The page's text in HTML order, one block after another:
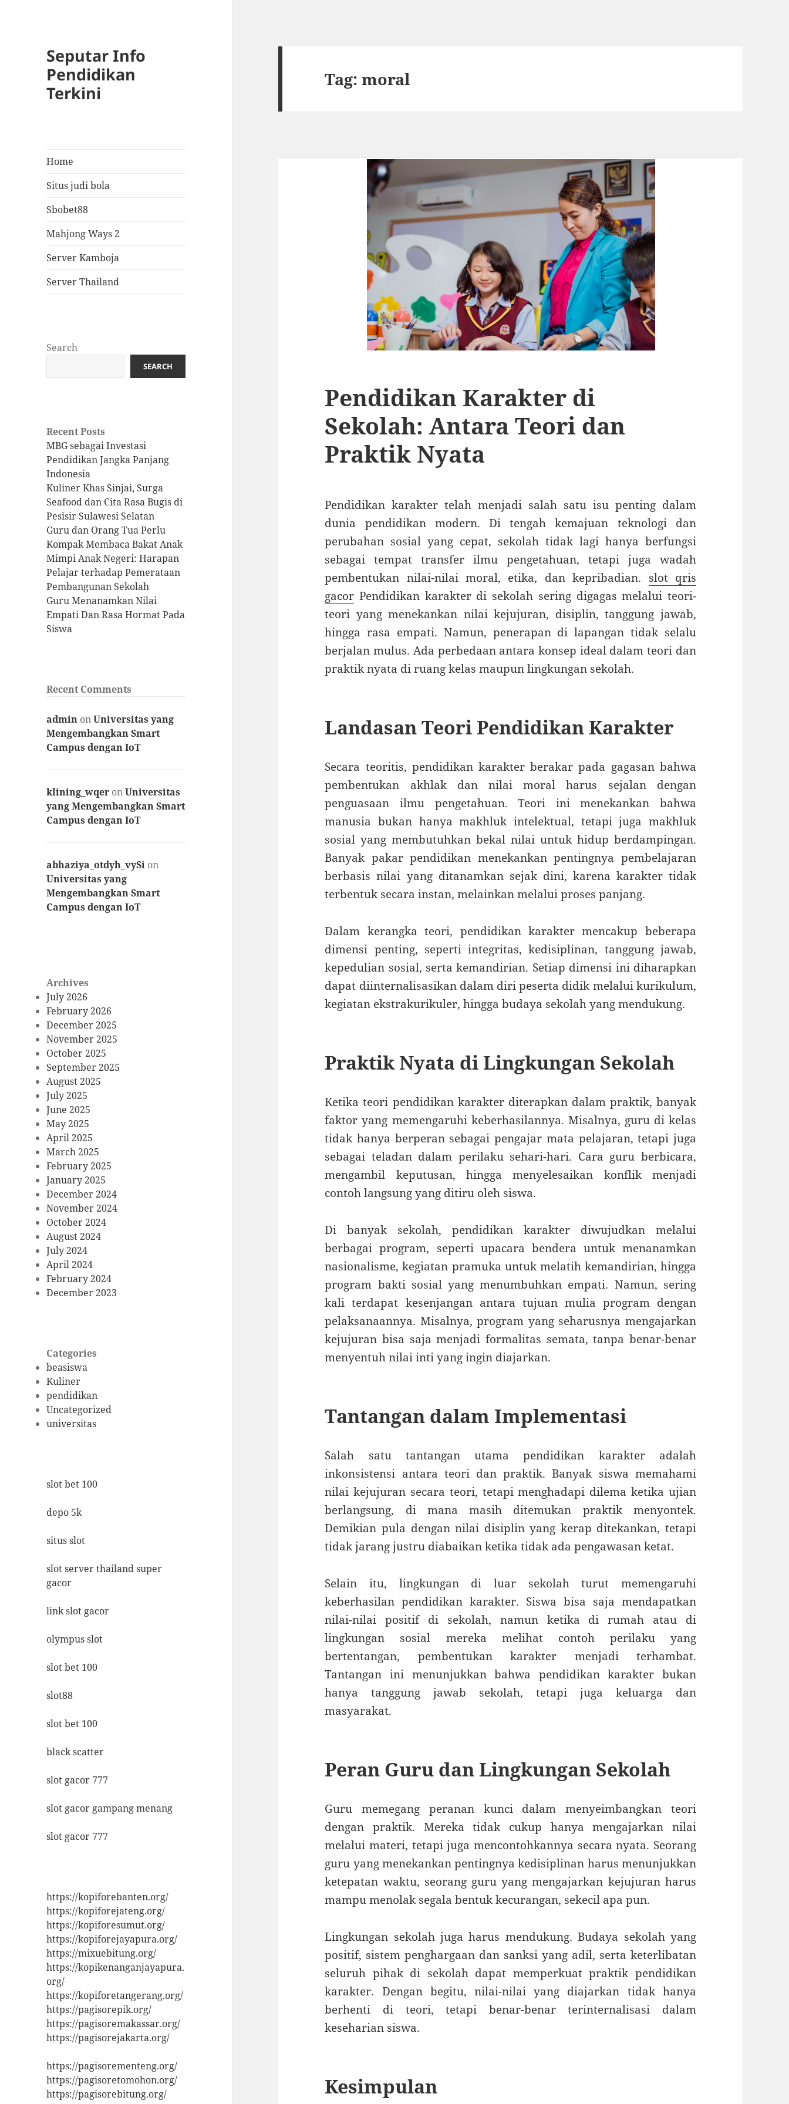
Seputar Info
Pendidikan
Terkini
Home
Situs judi bola
Sbobet88
Mahjong Ways 2
Server Kamboja
Server Thailand
Search
SEARCH
Recent Posts
MBG sebagai Investasi
Pendidikan Jangka Panjang
Indonesia
Kuliner Khas Sinjai, Surga
Seafood dan Cita Rasa Bugis di
Pesisir Sulawesi Selatan
Guru dan Orang Tua Perlu
Kompak Membaca Bakat Anak
Mimpi Anak Negeri: Harapan
Pelajar terhadap Pemerataan
Pembangunan Sekolah
Guru Menanamkan Nilai
Empati Dan Rasa Hormat Pada
Siswa
Recent Comments
admin onUniversitas yang
Mengembangkan Smart
Campus dengan IoT
klining_wqer onUniversitas
yang Mengembangkan Smart
Campus dengan IoT
abhaziya_otdyh_vySi on
Universitas yang
Mengembangkan Smart
Campus dengan IoT
Archives
July 2026
February 2026
December 2025
November 2025
October 2025
September 2025
August 2025
July 2025
June 2025
May 2025
April 2025
March 2025
February 2025
January 2025
December 2024
November 2024
October 2024
August 2024
July 2024
April 2024
February 2024
December 2023
Categories
beasiswa
Kuliner
pendidikan
Uncategorized
universitas
slot bet 100
depo 5k
situs slot
slot server thailand super
gacor
link slot gacor
olympus slot
slot bet 100
slot88
slot bet 100
black scatter
slot gacor 777
slot gacor gampang menang
slot gacor 777
https://kopiforebanten.org/
https://kopiforejateng.org/
https://kopiforesumut.org/
https://kopiforejayapura.org/
https://mixuebitung.org/
https://kopikenanganjayapura.
org/
https://kopiforetangerang.org/
https://pagisorepik.org/
https://pagisoremakassar.org/
https://pagisorejakarta.org/
https://pagisorementeng.org/
https://pagisoretomohon.org/
https://pagisorebitung.org/
Tag:moral
Pendidikan Karakter di
Sekolah: Antara Teori dan
Praktik Nyata
Pendidikan karakter telah menjadi salah satu isu penting dalam
dunia pendidikan modern. Di tengah kemajuan teknologi dan
perubahan sosial yang cepat, sekolah tidak lagi hanya berfungsi
sebagai tempat transfer ilmu pengetahuan, tetapi juga wadah
pembentukan nilai-nilai moral, etika, dan kepribadian. slot qris
gacor Pendidikan karakter di sekolah sering digagas melalui teori-
teori yang menekankan nilai kejujuran, disiplin, tanggung jawab,
hingga rasa empati. Namun, penerapan di lapangan tidak selalu
berjalan mulus. Ada perbedaan antara konsep ideal dalam teori dan
praktik nyata di ruang kelas maupun lingkungan sekolah.
Landasan Teori Pendidikan Karakter
Secara teoritis, pendidikan karakter berakar pada gagasan bahwa
pembentukan akhlak dan nilai moral harus sejalan dengan
penguasaan ilmu pengetahuan. Teori ini menekankan bahwa
manusia bukan hanya makhluk intelektual, tetapi juga makhluk
sosial yang membutuhkan bekal nilai untuk hidup berdampingan.
Banyak pakar pendidikan menekankan pentingnya pembelajaran
berbasis nilai yang ditanamkan sejak dini, karena karakter tidak
terbentuk secara instan, melainkan melalui proses panjang.
Dalam kerangka teori, pendidikan karakter mencakup beberapa
dimensi penting, seperti integritas, kedisiplinan, tanggung jawab,
kepedulian sosial, serta kemandirian. Setiap dimensi ini diharapkan
dapat diinternalisasikan dalam diri peserta didik melalui kurikulum,
kegiatan ekstrakurikuler, hingga budaya sekolah yang mendukung.
Praktik Nyata di Lingkungan Sekolah
Ketika teori pendidikan karakter diterapkan dalam praktik, banyak
faktor yang memengaruhi keberhasilannya. Misalnya, guru di kelas
tidak hanya berperan sebagai pengajar mata pelajaran, tetapi juga
sebagai teladan dalam perilaku sehari-hari. Cara guru berbicara,
mengambil keputusan, hingga menyelesaikan konflik menjadi
contoh langsung yang ditiru oleh siswa.
Di banyak sekolah, pendidikan karakter diwujudkan melalui
berbagai program, seperti upacara bendera untuk menanamkan
nasionalisme, kegiatan pramuka untuk melatih kemandirian, hingga
program bakti sosial yang menumbuhkan empati. Namun, sering
kali terdapat kesenjangan antara tujuan mulia program dengan
pelaksanaannya. Misalnya, program yang seharusnya mengajarkan
kejujuran bisa saja menjadi formalitas semata, tanpa benar-benar
menyentuh nilai inti yang ingin diajarkan.
Tantangan dalam Implementasi
Salah satu tantangan utama pendidikan karakter adalah
inkonsistensi antara teori dan praktik. Banyak siswa memahami
nilai kejujuran secara teori, tetapi menghadapi dilema ketika ujian
berlangsung, di mana masih ditemukan praktik menyontek.
Demikian pula dengan nilai disiplin yang kerap ditekankan, tetapi
tidak jarang justru diabaikan ketika tidak ada pengawasan ketat.
Selain itu, lingkungan di luar sekolah turut memengaruhi
keberhasilan pendidikan karakter. Siswa bisa saja mendapatkan
nilai-nilai positif di sekolah, namun ketika di rumah atau di
lingkungan sosial mereka melihat contoh perilaku yang
bertentangan, pembentukan karakter menjadi terhambat.
Tantangan ini menunjukkan bahwa pendidikan karakter bukan
hanya tanggung jawab sekolah, tetapi juga keluarga dan
masyarakat.
Peran Guru dan Lingkungan Sekolah
Guru memegang peranan kunci dalam menyeimbangkan teori
dengan praktik. Mereka tidak cukup hanya mengajarkan nilai
melalui materi, tetapi juga mencontohkannya secara nyata. Seorang
guru yang menekankan pentingnya kedisiplinan harus menunjukkan
ketepatan waktu, seorang guru yang mengajarkan kejujuran harus
mampu menolak segala bentuk kecurangan, sekecil apa pun.
Lingkungan sekolah juga harus mendukung. Budaya sekolah yang
positif, sistem penghargaan dan sanksi yang adil, serta keterlibatan
seluruh pihak di sekolah dapat memperkuat praktik pendidikan
karakter. Dengan begitu, nilai-nilai yang diajarkan tidak hanya
berhenti di teori, tetapi benar-benar terinternalisasi dalam
keseharian siswa.
Kesimpulan